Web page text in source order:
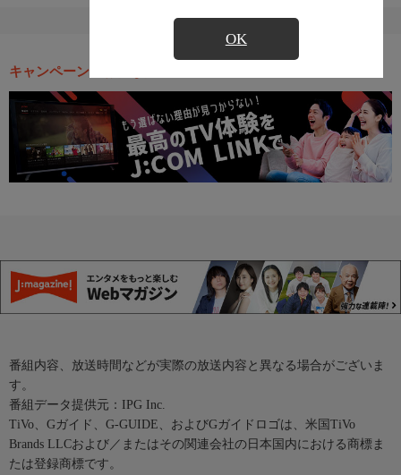
OK
キャンペーン・お得な情報
番組内容、放送時間などが実際の放送内容と異なる場合がございま
す。
番組データ提供元：IPG Inc.
TiVo、Gガイド、G-GUIDE、およびGガイドロゴは、米国TiVo
Brands LLCおよび／またはその関連会社の日本国内における商標ま
たは登録商標です。